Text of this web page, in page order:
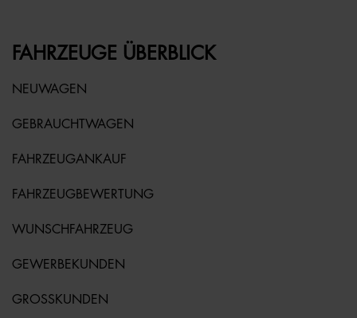
FAHRZEUGE ÜBERBLICK
NEUWAGEN
GEBRAUCHTWAGEN
FAHRZEUGANKAUF
FAHRZEUGBEWERTUNG
WUNSCHFAHRZEUG
GEWERBEKUNDEN
GROSSKUNDEN